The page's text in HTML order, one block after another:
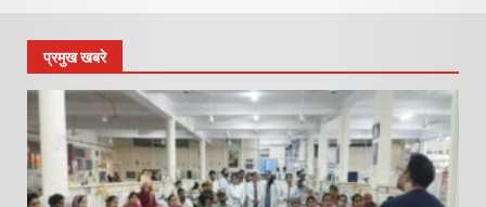
प्रमुख खबरे